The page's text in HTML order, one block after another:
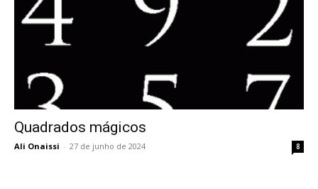
Quadrados mágicos
Ali Onaissi - 27 de junho de 2024 8